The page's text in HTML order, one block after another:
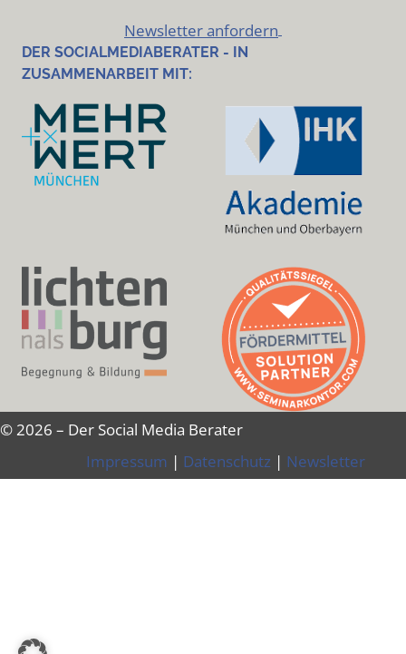
Newsletter anfordern
DER SOCIALMEDIABERATER - IN
ZUSAMMENARBEIT MIT:
© 2026 – Der Social Media Berater
Impressum | Datenschutz | Newsletter